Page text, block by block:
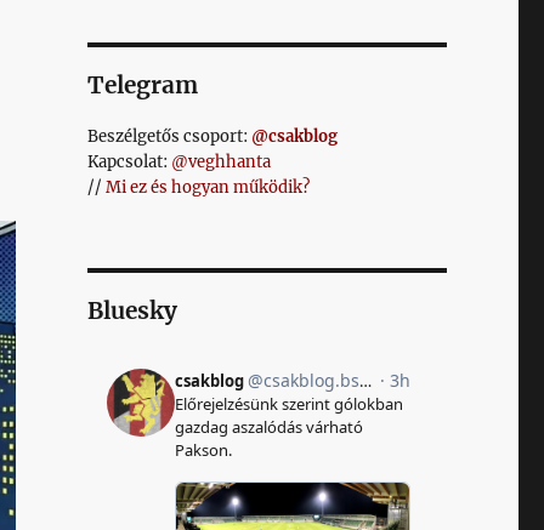
Telegram
Beszélgetős csoport: @csakblog
Kapcsolat: @veghhanta
// Mi ez és hogyan működik?
Bluesky